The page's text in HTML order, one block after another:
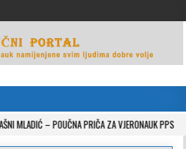
– POUČNA PRIČA ZA VJERONAUK PPS